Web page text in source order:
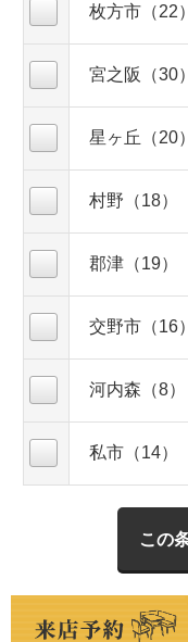
枚方市（22）
宮之阪（30）
星ヶ丘（20）
村野（18）
郡津（19）
交野市（16）
河内森（8）
私市（14）